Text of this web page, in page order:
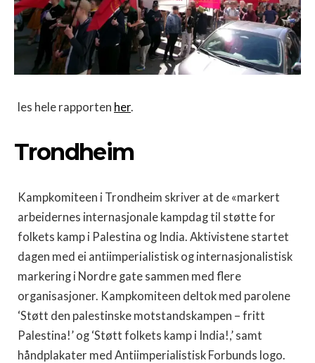
les hele rapporten her.
Trondheim
Kampkomiteen i Trondheim skriver at de «markert
arbeidernes internasjonale kampdag til støtte for
folkets kamp i Palestina og India. Aktivistene startet
dagen med ei antiimperialistisk og internasjonalistisk
markering i Nordre gate sammen med flere
organisasjoner. Kampkomiteen deltok med parolene
‘Støtt den palestinske motstandskampen – fritt
Palestina!’ og ‘Støtt folkets kamp i India!,’ samt
håndplakater med Antiimperialistisk Forbunds logo.